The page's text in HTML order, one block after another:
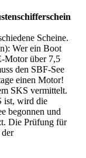
Scheine.
Wer ein Boot
Motor über 7,5
den SBF-See
einen Motor!
SKS vermittelt.
ist, wird die
begonnen und
Die Prüfung für
der